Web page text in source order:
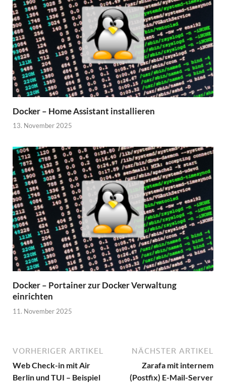
Docker – Home Assistant installieren
13. November 2025
Docker – Portainer zur Docker Verwaltung
einrichten
11. November 2025
VORHERIGER ARTIKEL
Web Check-in mit Air
Berlin und TUI – Beispiel
NÄCHSTER ARTIKEL
Zarafa mit internem
(Postfix) E-Mail-Server